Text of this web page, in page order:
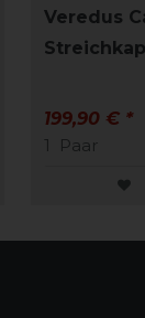
Veredus
199,90 € *
1
Paar